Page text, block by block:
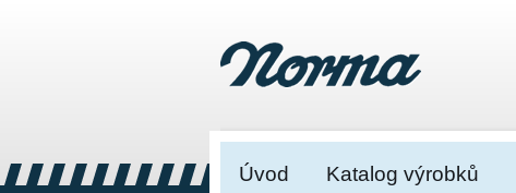
Úvod Katalog výrobků